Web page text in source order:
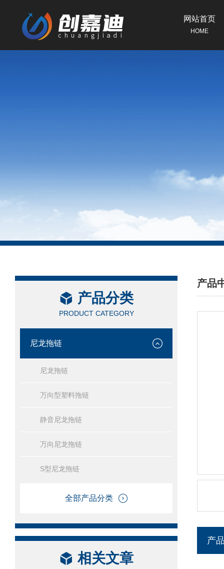
网站首页
HOME
产品分类
PRODUCT CATEGORY
尼龙拖链
尼龙拖链
万向型塑料拖链
静音尼龙拖链
万向尼龙拖链
S型尼龙拖链
全部产品分类
相关文章
产品
/
产